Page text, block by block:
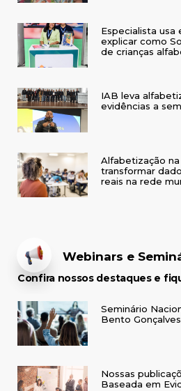
Especialista usa
explicar como
de crianças
IAB leva
evidências a
Alfabetização
transformar
reais na rede
Webinars e
Confira nossos destaques e
Seminário
Bento Gonçalves
Nossas
Baseada em